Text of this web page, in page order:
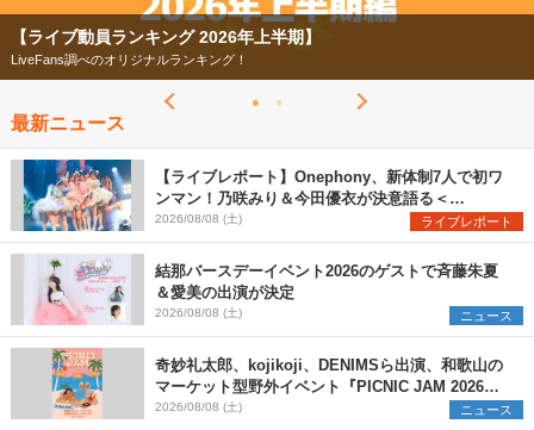
グ 2026年上半期】
ンキング！
最新ニュース
【ライブレポート】Onephony、新体制7人で初ワ
ンマン！乃咲みり＆今田優衣が決意語る＜
Onephony新体制1st Oneman Live はじまりの夏
＞
2026/08/08 (土) ライブレポート
結那バースデーイベント2026のゲストで斉藤朱夏
＆愛美の出演が決定
2026/08/08 (土) ニュース
奇妙礼太郎、kojikoji、DENIMSら出演、和歌山の
マーケット型野外イベント『PICNIC JAM 2026』
早割チケット発売開始
2026/08/08 (土) ニュース